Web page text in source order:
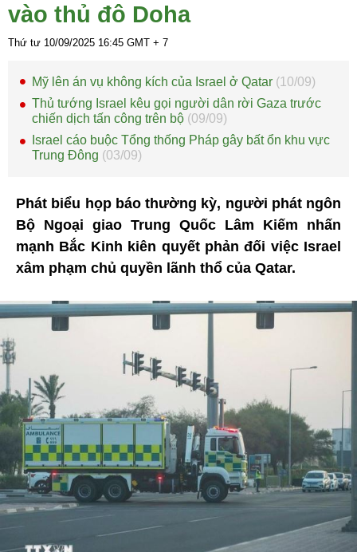
vào thủ đô Doha
Thứ tư 10/09/2025 16:45 GMT + 7
Mỹ lên án vụ không kích của Israel ở Qatar (10/09)
Thủ tướng Israel kêu gọi người dân rời Gaza trước
chiến dịch tấn công trên bộ (09/09)
Israel cáo buộc Tổng thống Pháp gây bất ổn khu vực
Trung Đông (03/09)
Phát biểu họp báo thường kỳ, người phát ngôn
Bộ Ngoại giao Trung Quốc Lâm Kiếm nhấn
mạnh Bắc Kinh kiên quyết phản đối việc Israel
xâm phạm chủ quyền lãnh thổ của Qatar.